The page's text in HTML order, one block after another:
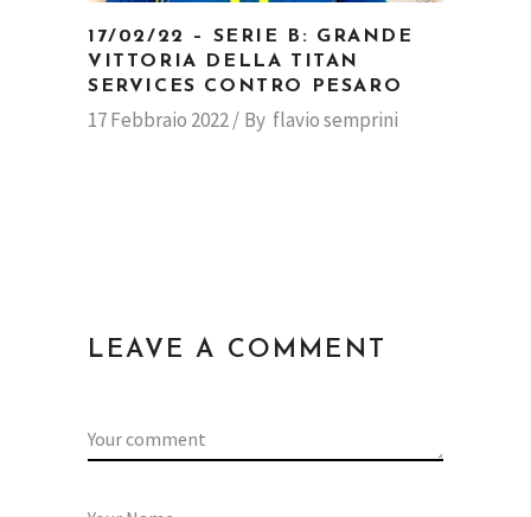
17/02/22 – SERIE B: GRANDE
VITTORIA DELLA TITAN
SERVICES CONTRO PESARO
17 Febbraio 2022 By flavio semprini
LEAVE A COMMENT